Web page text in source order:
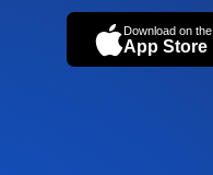
Download on the
App Store